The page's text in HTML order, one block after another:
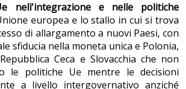
nell'integrazione e nelle politiche
europea e lo stallo in cui si trova
di allargamento a nuovi Paesi, con
sfiducia nella moneta unica e Polonia,
Ceca e Slovacchia che non
le politiche Ue mentre le decisioni
a livello intergovernativo anziché